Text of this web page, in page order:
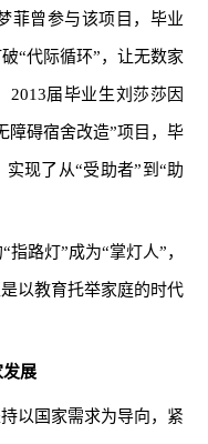
菲曾参与该项目，毕业
“代际循环”，让无数家
2013届毕业生刘莎莎因
障碍宿舍改造”项目，毕
现了从“受助者”到“助
路灯”成为“掌灯人”，
以教育托举家庭的时代
发展
以国家需求为导向，紧